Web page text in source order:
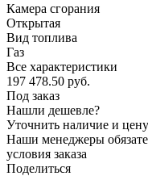
Камера сгорания
Открытая
Вид топлива
Газ
Все характеристики
197 478.50 руб.
Под заказ
Нашли дешевле?
Уточнить наличие и цену
Наши менеджеры
условия заказа
Поделиться